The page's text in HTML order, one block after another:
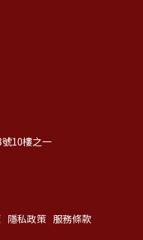
10樓之一
隱私政策 服務條款